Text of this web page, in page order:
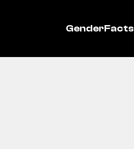
GenderFacts